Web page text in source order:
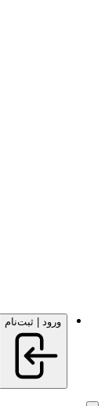
ورود | ثبت‌نام